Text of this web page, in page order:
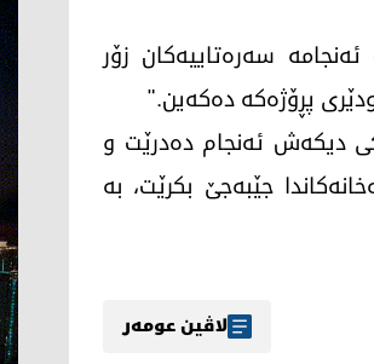
سەرەتاییەکان زۆر
دیکەش ئەنجام دەدرێت و
جێبەجێ بکرێت، بە
لاڤین عومەر